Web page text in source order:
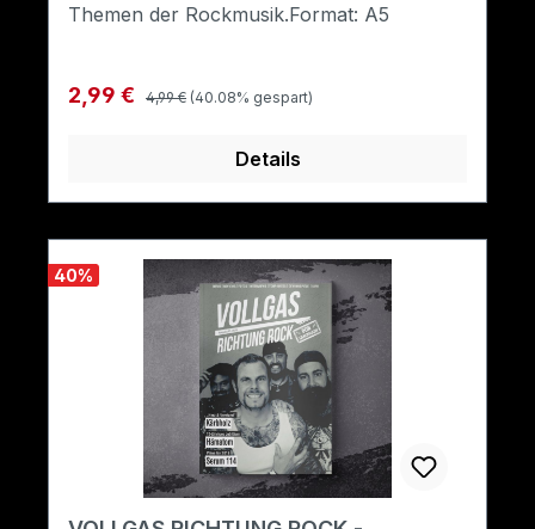
Themen der Rockmusik.Format: A5
Verkaufspreis:
2,99 € Regulärer Preis:
4,99 € (40.08% gespart)
Details
40%